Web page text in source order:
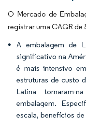
O Mercado de
registrar uma CAGR de
A embalagem de
significativo na
é mais intensivo
estruturas de custo
Latina tornaram-
embalagem.
escala, benefícios